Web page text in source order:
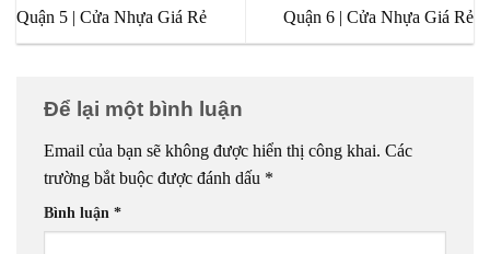
Quận 5 | Cửa Nhựa Giá Rẻ
Quận 6 | Cửa Nhựa Giá Rẻ
Để lại một bình luận
Email của bạn sẽ không được hiển thị công khai. Các
trường bắt buộc được đánh dấu *
Bình luận *